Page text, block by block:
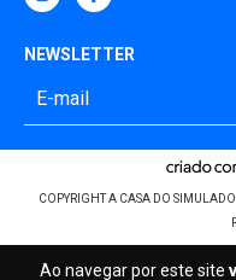
Ao navegar por este site
NEWSLETTER
COPYRIGHT A CASA DO